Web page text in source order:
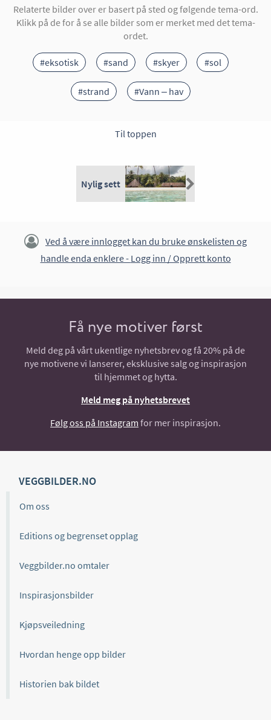
Relaterte bilder over er basert på sted og følgende tema-ord.
Klikk på de for å se alle bilder som er merket med det tema-
ordet.
#eksotisk #sand #skyer #sol
#strand #Vann – hav
Til toppen
Nylig sett
Ved å være innlogget kan du bruke ønskelisten og
handle enda enklere - Logg inn / Opprett konto
Få nye motiver først
Meld deg på vårt ukentlige nyhetsbrev og få 20% på de
nye motivene vi lanserer, eksklusive salg og inspirasjon
til hjemmet og hytta.
Meld meg på nyhetsbrevet
Følg oss på Instagram for mer inspirasjon.
VEGGBILDER.NO
Om oss
Editions og begrenset opplag
Veggbilder.no omtaler
Inspirasjonsbilder
Kjøpsveiledning
Hvordan henge opp bilder
Historien bak bildet